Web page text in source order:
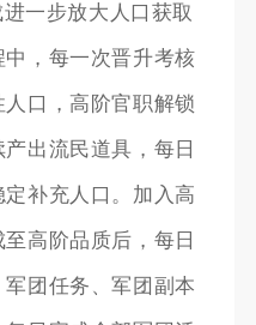
一步放大人口获取
，每一次晋升考核
口，高阶官职解锁
出流民道具，每日
补充人口。加入高
高阶品质后，每日
团任务、军团副本